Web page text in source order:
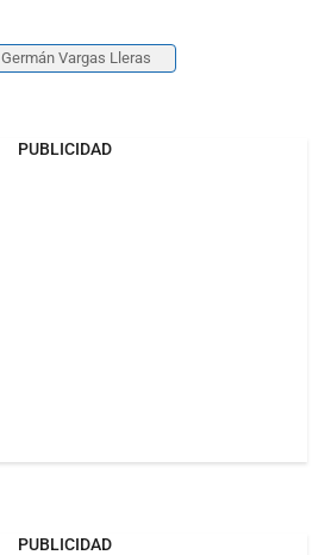
Germán Vargas Lleras
PUBLICIDAD
PUBLICIDAD